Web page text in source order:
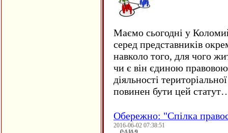
Маємо сьогодні у
серед представників
навколо того, для чого
чи є він єдиною
діяльності
повинен бути цей
Обережно: "Спілка
2016-06-02 07:38:51